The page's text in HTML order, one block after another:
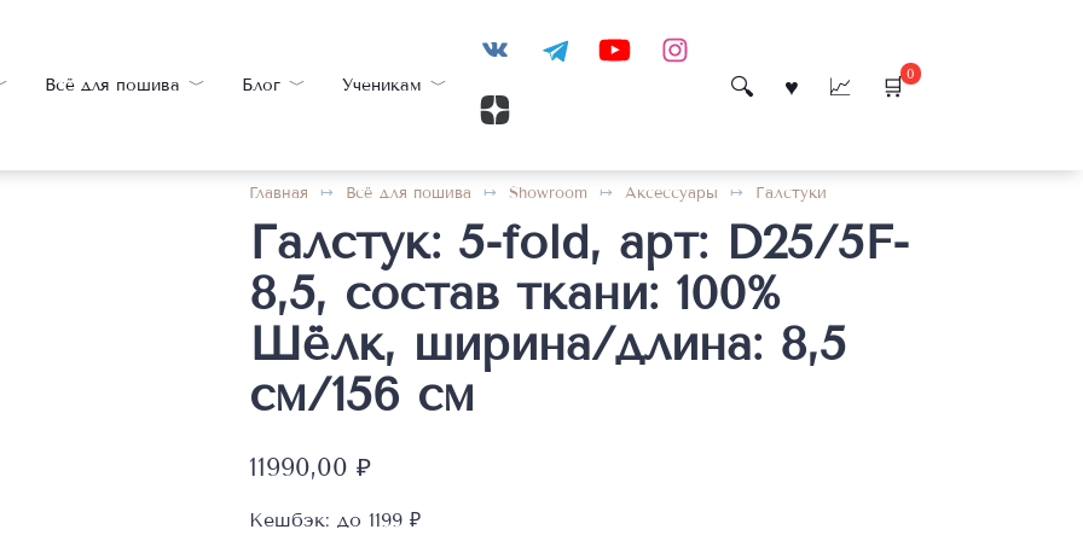
Всё для пошива Блог Ученикам
0
Главная Всё для пошива Showroom Аксессуары Галстуки
Галстук: 5-fold, арт: D25/5F-
8,5, состав ткани: 100%
Шёлк, ширина/длина: 8,5
см/156 см
11990,00 ₽
Кешбэк: до 1199 ₽